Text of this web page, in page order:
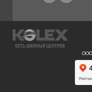
ООО